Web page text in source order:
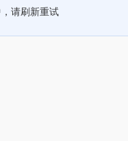
请刷新重试